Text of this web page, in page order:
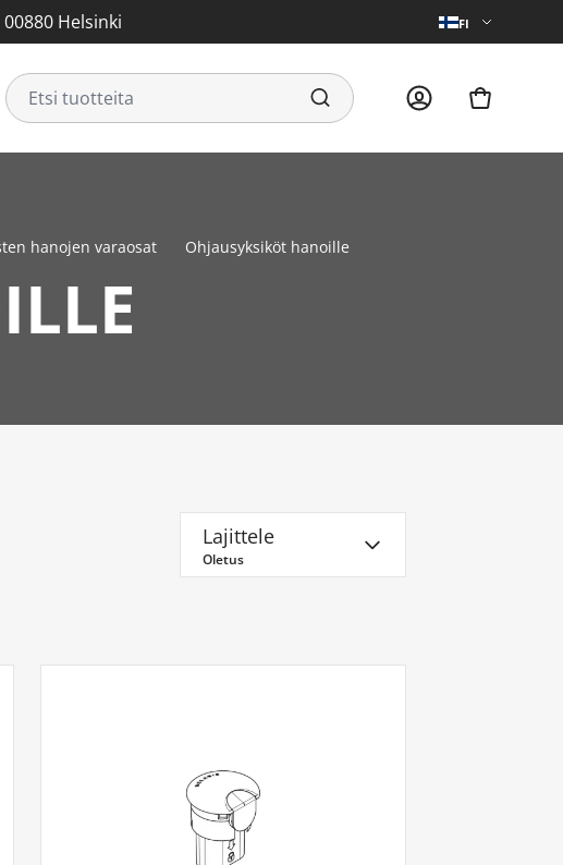
Helsinki FI
hanojen varaosat Ohjausyksiköt hanoille
Lajittele
Oletus